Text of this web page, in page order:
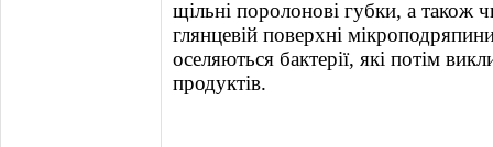
щільні поролонові губки, а також
глянцевій поверхні
оселяються бактерії, які потім
продуктів.